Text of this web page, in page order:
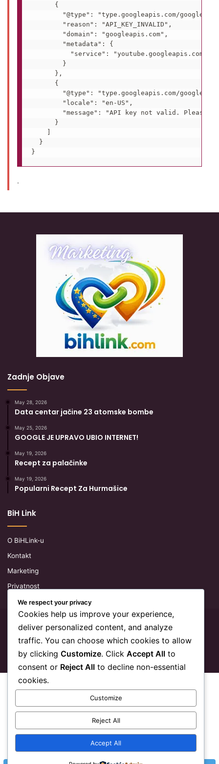
      {
"@type": "type.googleapis.com/
        "reason": "API_KEY_INVALID",
        "domain": "googleapis.com",
        "metadata": {
          "service": "youtube.googleapis.com"
        }
      },
      {
"@type": "type.googleapis.com/
        "locale": "en-US",
"message": "API key not valid. Please
      }
  }
.
Zadnje Objave
May 28, 2026
Data centar jačine 23 atomske bombe
May 25, 2026
GOOGLE JE UPRAVO UBIO INTERNET!
May 19, 2026
Recept za palačinke
May 19, 2026
Popularni Recept Za Hurmašice
BiH Link
O BiHLink-u
Kontakt
Marketing
Privatnost
© Copyright 2026, All Rights ReservedBiH Link
YouTubeRedditTelegram
SEO
Skola
We respect your privacy
Cookies help us improve your experience,
deliver personalized content, and analyze
traffic. You can choose which cookies to allow
by clicking Customize. Click Accept All to
consent or Reject All to decline non-essential
cookies.
Customize
Reject All
Accept All